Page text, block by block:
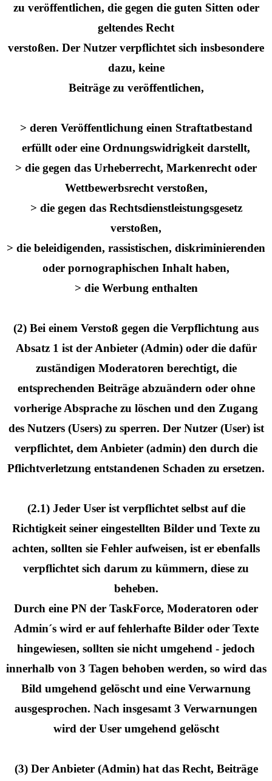
zu veröffentlichen, die gegen die guten Sitten oder
geltendes Recht
verstoßen. Der Nutzer verpflichtet sich insbesondere
dazu, keine
Beiträge zu veröffentlichen,
> deren Veröffentlichung einen Straftatbestand
erfüllt oder eine Ordnungswidrigkeit darstellt,
> die gegen das Urheberrecht, Markenrecht oder
Wettbewerbsrecht verstoßen,
> die gegen das Rechtsdienstleistungsgesetz
verstoßen,
> die beleidigenden, rassistischen, diskriminierenden
oder pornographischen Inhalt haben,
> die Werbung enthalten
(2) Bei einem Verstoß gegen die Verpflichtung aus
Absatz 1 ist der Anbieter (Admin) oder die dafür
zuständigen Moderatoren berechtigt, die
entsprechenden Beiträge abzuändern oder ohne
vorherige Absprache zu löschen und den Zugang
des Nutzers (Users) zu sperren. Der Nutzer (User) ist
verpflichtet, dem Anbieter (admin) den durch die
Pflichtverletzung entstandenen Schaden zu ersetzen.
(2.1) Jeder User ist verpflichtet selbst auf die
Richtigkeit seiner eingestellten Bilder und Texte zu
achten, sollten sie Fehler aufweisen, ist er ebenfalls
verpflichtet sich darum zu kümmern, diese zu
beheben.
Durch eine PN der TaskForce, Moderatoren oder
Admin´s wird er auf fehlerhafte Bilder oder Texte
hingewiesen, sollten sie nicht umgehend - jedoch
innerhalb von 3 Tagen behoben werden, so wird das
Bild umgehend gelöscht und eine Verwarnung
ausgesprochen. Nach insgesamt 3 Verwarnungen
wird der User umgehend gelöscht
(3) Der Anbieter (Admin) hat das Recht, Beiträge